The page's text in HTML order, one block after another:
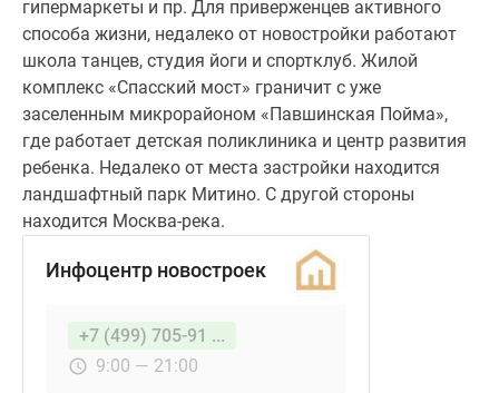
гипермаркеты и пр. Для приверженцев активного
способа жизни, недалеко от новостройки работают
школа танцев, студия йоги и спортклуб. Жилой
комплекс «Спасский мост» граничит с уже
заселенным микрорайоном «Павшинская Пойма»,
где работает детская поликлиника и центр развития
ребенка. Недалеко от места застройки находится
ландшафтный парк Митино. С другой стороны
находится Москва-река.
Инфоцентр новостроек
+7 (499) 705-91 ...
9:00 — 21:00